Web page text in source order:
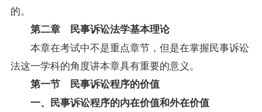
的。
第二章 民事诉讼法学基本理论
本章在考试中不是重点章节，但是在掌握民事诉讼
法这一学科的角度讲本章具有重要的意义。
第一节 民事诉讼程序的价值
一、民事诉讼程序的内在价值和外在价值